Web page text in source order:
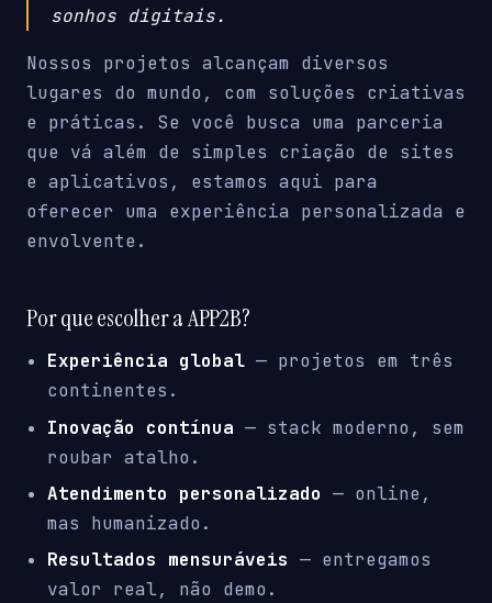
sonhos digitais.
Nossos projetos alcançam diversos
lugares do mundo, com soluções criativas
e práticas. Se você busca uma parceria
que vá além de simples criação de sites
e aplicativos, estamos aqui para
oferecer uma experiência personalizada e
envolvente.
Por que escolher a APP2B?
Experiência global — projetos em três
continentes.
Inovação contínua — stack moderno, sem
roubar atalho.
Atendimento personalizado — online,
mas humanizado.
Resultados mensuráveis — entregamos
valor real, não demo.